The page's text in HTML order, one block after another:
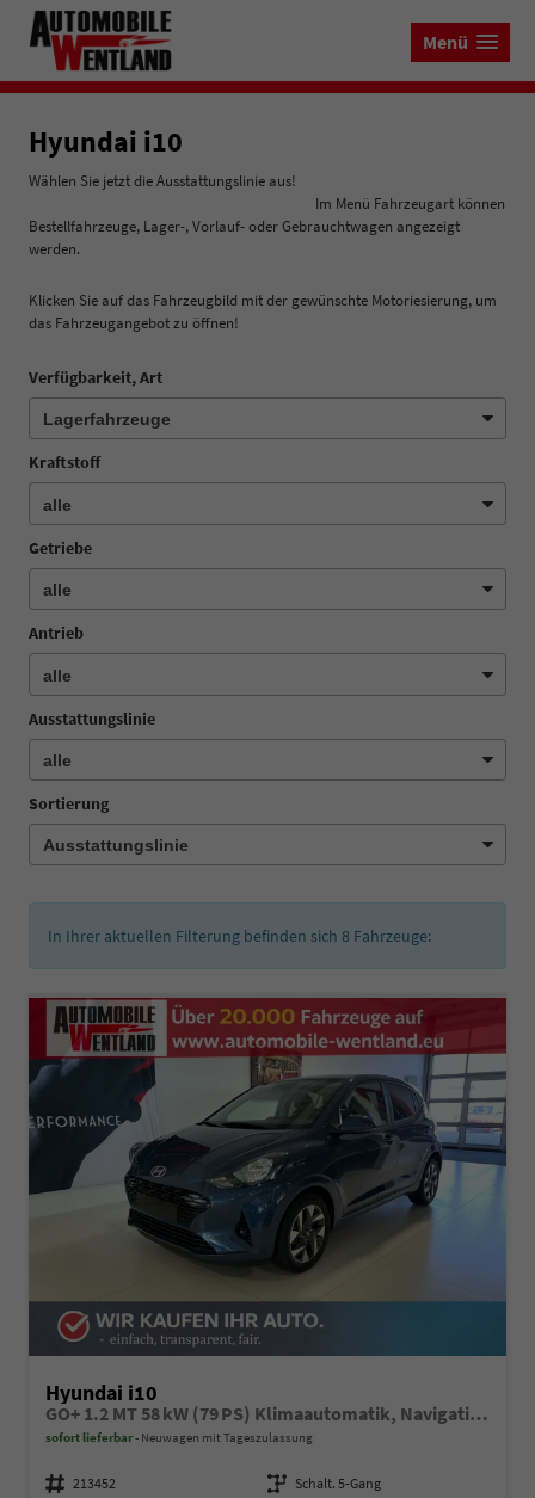
Menü
Hyundai i10
Wählen Sie jetzt die Ausstattungslinie aus!
Im Menü Fahrzeugart können
Bestellfahrzeuge, Lager-, Vorlauf- oder Gebrauchtwagen angezeigt
werden.
Klicken Sie auf das Fahrzeugbild mit der gewünschte Motoriesierung, um
das Fahrzeugangebot zu öffnen!
Verfügbarkeit, Art
Kraftstoff
Getriebe
Antrieb
Ausstattungslinie
Sortierung
In Ihrer aktuellen Filterung befinden sich 8 Fahrzeuge:
Hyundai i10
GO+ 1.2 MT 58 kW (79 PS) Klimaautomatik, Navigationssystem, Apple CarPlay & Android Auto, Sitzheizung, Lenkradheizung, Einparkhilfe hinten, Rückfahrkamera, Privacy Glass, 15" Leichtmetallfelgen, uvm.
sofort lieferbar Neuwagen mit Tageszulassung
Fahrzeugnummer 213452 Getriebe Schalt. 5-Gang